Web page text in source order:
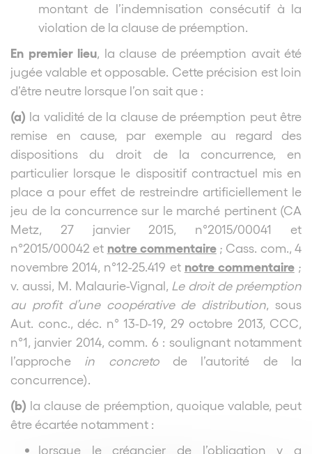
montant de l’indemnisation consécutif à la
violation de la clause de préemption.
En premier lieu , la clause de préemption avait été
jugée valable et opposable. Cette précision est loin
d’être neutre lorsque l’on sait que :
(a) la validité de la clause de préemption peut être
remise en cause, par exemple au regard des
dispositions du droit de la concurrence, en
particulier lorsque le dispositif contractuel mis en
place a pour effet de restreindre artificiellement le
jeu de la concurrence sur le marché pertinent (CA
Metz, 27 janvier 2015, n°2015/00041 et
n°2015/00042 et notre commentaire ; Cass. com., 4
novembre 2014, n°12-25.419 et notre commentaire ;
v. aussi, M. Malaurie-Vignal, Le droit de préemption
au profit d’une coopérative de distribution , sous
Aut. conc., déc. n° 13-D-19, 29 octobre 2013, CCC,
n°1, janvier 2014, comm. 6 : soulignant notamment
l’approche in concretode l’autorité de la
concurrence).
(b) la clause de préemption, quoique valable, peut
être écartée notamment :
lorsque le créancier de l’obligation y a